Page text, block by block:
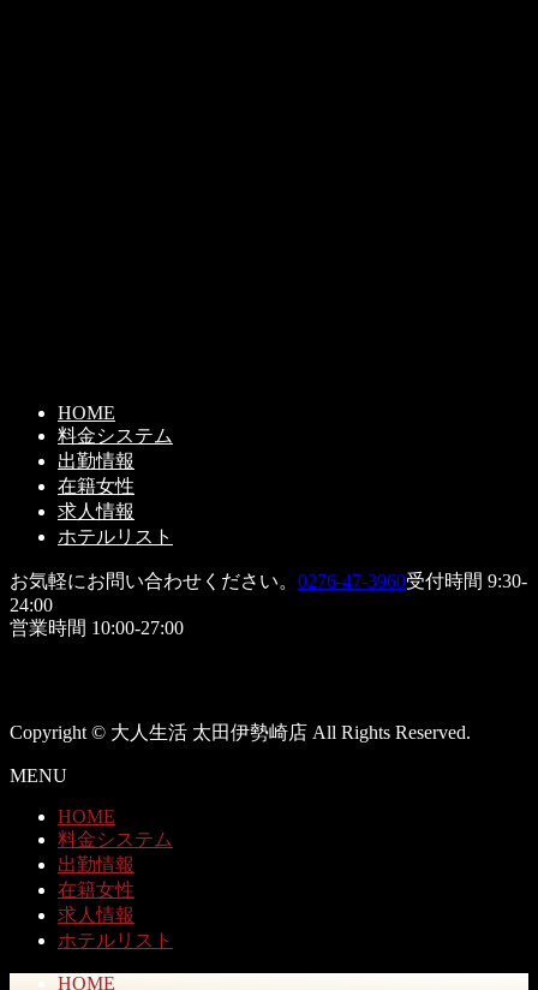
HOME
料金システム
出勤情報
在籍女性
求人情報
ホテルリスト
お気軽にお問い合わせください。 0276-47-3960受付時間 9:30-
24:00
営業時間 10:00-27:00
Copyright © 大人生活 太田伊勢崎店 All Rights Reserved.
MENU
HOME
料金システム
出勤情報
在籍女性
求人情報
ホテルリスト
HOME